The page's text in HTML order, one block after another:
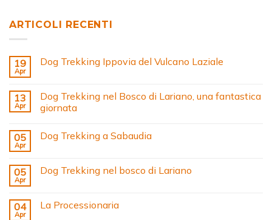
ARTICOLI RECENTI
19
Apr
Dog Trekking Ippovia del Vulcano Laziale
13
Apr
Dog Trekking nel Bosco di Lariano, una fantastica
giornata
05
Apr
Dog Trekking a Sabaudia
05
Apr
Dog Trekking nel bosco di Lariano
04
Apr
La Processionaria